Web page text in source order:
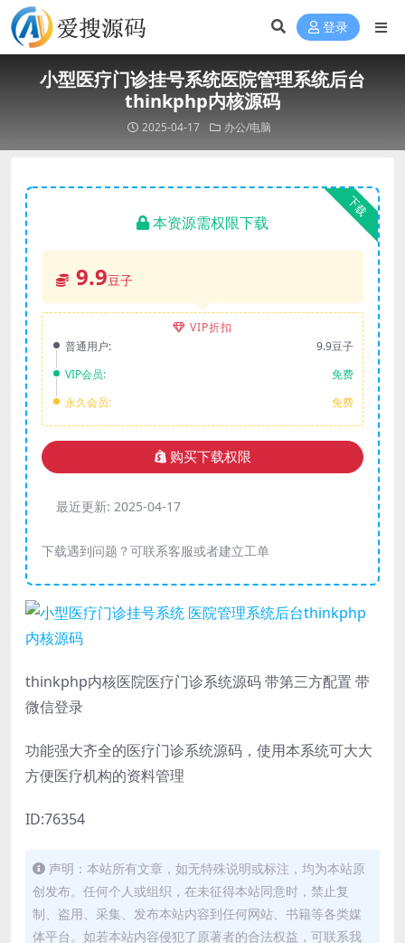
登录
小型医疗门诊挂号系统医院管理系统后台
thinkphp内核源码
2025-04-17 办公/电脑
下载
本资源需权限下载
9.9豆子
VIP折扣
普通用户:
9.9豆子
VIP会员:
免费
永久会员:
免费
购买下载权限
最近更新: 2025-04-17
下载遇到问题？可联系客服或者建立工单
thinkphp内核医院医疗门诊系统源码 带第三方配置 带
微信登录
功能强大齐全的医疗门诊系统源码，使用本系统可大大
方便医疗机构的资料管理
ID:76354
声明：本站所有文章，如无特殊说明或标注，均为本站原
创发布。任何个人或组织，在未征得本站同意时，禁止复
制、盗用、采集、发布本站内容到任何网站、书籍等各类媒
体平台。如若本站内容侵犯了原著者的合法权益，可联系我